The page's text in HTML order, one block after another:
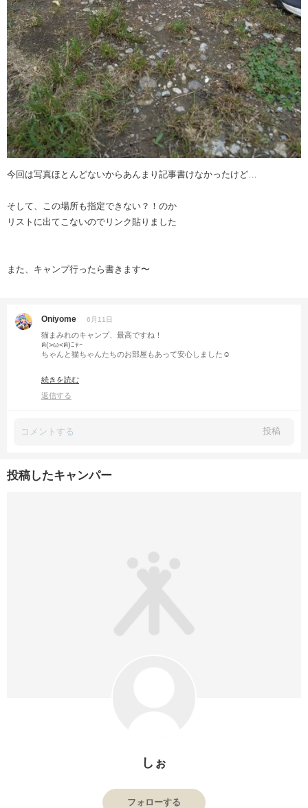
今回は写真ほとんどないからあんまり記事書けなかったけど…
そして、この場所も指定できない？！のか
リストに出てこないのでリンク貼りました
また、キャンプ行ったら書きます〜
Oniyome 6月11日
猫まみれのキャンプ、最高ですね！
ฅ(>ω<ฅ)ﾆｬｰ
ちゃんと猫ちゃんたちのお部屋もあって安心しました☺️
メーカーのホームページも見てみます🎶
タフ丸Jr.は本当に便利ですよね〜✨
続きを読む
返信する
投稿
投稿したキャンパー
しぉ
フォローする